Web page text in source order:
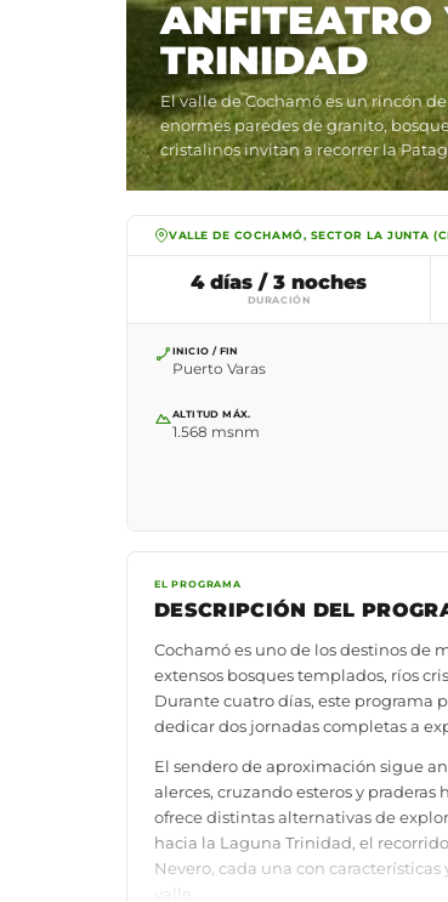
ANFITEATRO
TRINIDAD
El valle de Cochamó es un rincón
enormes paredes de granito,
cristalinos invitan a recorrer la
VALLE DE COCHAMÓ, SECTOR LA JUNTA
4 días / 3 noches
DURACIÓN
INICIO / FIN
Puerto Varas
ALTITUD MÁX.
1.568 msnm
EL PROGRAMA
DESCRIPCIÓN DEL
Cochamó es uno de los destinos de
extensos bosques templados, ríos
Durante cuatro días, este programa
dedicar dos jornadas completas a
El sendero de aproximación sigue
alerces, cruzando esteros y
ofrece distintas alternativas de
hacia la Laguna Trinidad, el
Nevero, cada una con